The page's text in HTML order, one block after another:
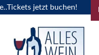
jetzt buchen!